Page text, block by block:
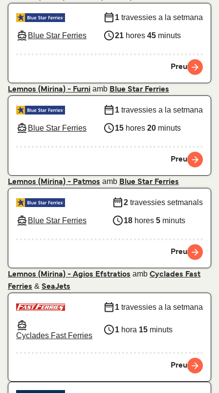
Blue Star Ferries
1 travessies a la setmana
21 hores 45 minuts
Preu
Lemnos (Mirina) - Furni amb Blue Star Ferries
Blue Star Ferries
1 travessies a la setmana
15 hores 20 minuts
Preu
Lemnos (Mirina) - Patmos amb Blue Star Ferries
Blue Star Ferries
2 travessies setmanals
18 hores 5 minuts
Preu
Lemnos (Mirina) - Agios Efstratios amb Cyclades Fast
Ferries & SeaJets
Cyclades Fast Ferries
1 travessies a la setmana
1 hora 15 minuts
Preu